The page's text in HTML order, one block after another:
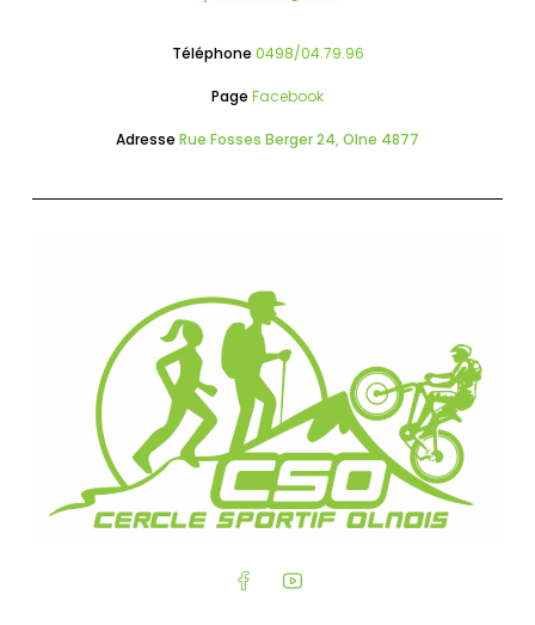
Téléphone 0498/04.79.96
Page Facebook
Adresse Rue Fosses Berger 24, Olne 4877